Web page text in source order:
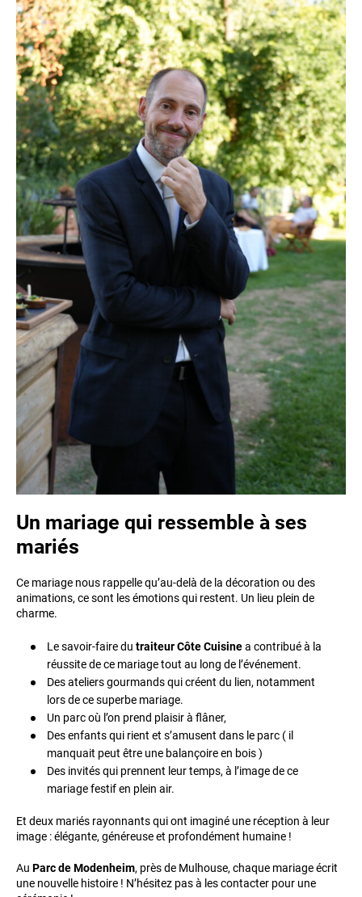
Un mariage qui ressemble à ses
mariés
Ce mariage nous rappelle qu’au-delà de la décoration ou des
animations, ce sont les émotions qui restent. Un lieu plein de
charme.
Le savoir-faire du traiteur Côte Cuisinea contribué à la
réussite de ce mariage tout au long de l’événement.
Des ateliers gourmands qui créent du lien, notamment
lors de ce superbe mariage.
Un parc où l’on prend plaisir à flâner,
Des enfants qui rient et s’amusent dans le parc ( il
manquait peut être une balançoire en bois )
Des invités qui prennent leur temps, à l’image de ce
mariage festif en plein air.
Et deux mariés rayonnants qui ont imaginé une réception à leur
image : élégante, généreuse et profondément humaine !
Au Parc de Modenheim, près de Mulhouse, chaque mariage écrit
une nouvelle histoire ! N’hésitez pas à les contacter pour une